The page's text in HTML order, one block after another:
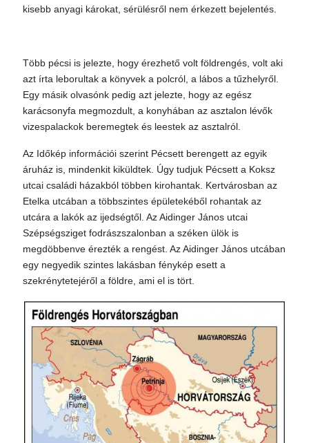
kisebb anyagi károkat, sérülésről nem érkezett bejelentés.
Több pécsi is jelezte, hogy érezhető volt földrengés, volt aki
azt írta leborultak a könyvek a polcról, a lábos a tűzhelyről.
Egy másik olvasónk pedig azt jelezte, hogy az egész
karácsonyfa megmozdult, a konyhában az asztalon lévők
vizespalackok beremegtek és leestek az asztalról.
Az Időkép információi szerint Pécsett berengett az egyik
áruház is, mindenkit kiküldtek. Úgy tudjuk Pécsett a Koksz
utcai családi házakból többen kirohantak. Kertvárosban az
Etelka utcában a többszintes épületekéből rohantak az
utcára a lakók az ijedségtől. Az Aidinger János utcai
Szépségsziget fodrászszalonban a széken ülök is
megdöbbenve érezték a rengést. Az Aidinger János utcában
egy negyedik szintes lakásban fénykép esett a
szekrénytetejéről a földre, ami el is tört.